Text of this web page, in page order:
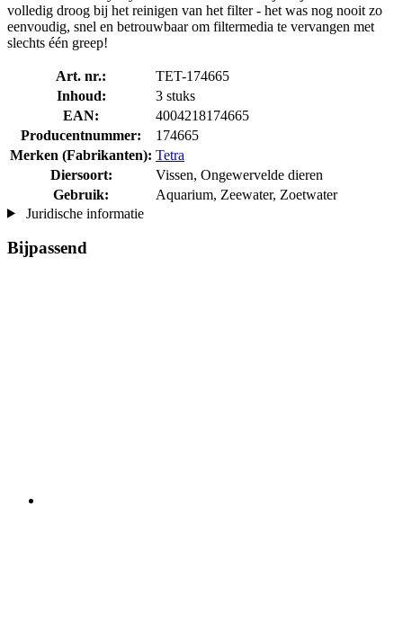
volledig droog bij het reinigen van het filter - het was nog nooit zo
eenvoudig, snel en betrouwbaar om filtermedia te vervangen met
slechts één greep!
Art. nr.:
TET-174665
Inhoud:
3 stuks
EAN:
4004218174665
Producentnummer:
174665
Merken (Fabrikanten): Tetra
Diersoort:
Vissen, Ongewervelde dieren
Gebruik:
Aquarium, Zeewater, Zoetwater
Juridische informatie
Bijpassend